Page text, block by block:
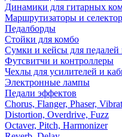
Динамики для гитарных
Маршрутизаторы и
Педалборды
Стойки для комбо
Сумки и кейсы для педалей
Футсвитчи и контроллеры
Чехлы для усилителей и
Электронные лампы
Педали эффектов
Chorus, Flanger, Phaser,
Distortion, Overdrive, Fuzz
Octaver, Pitch, Harmonizer